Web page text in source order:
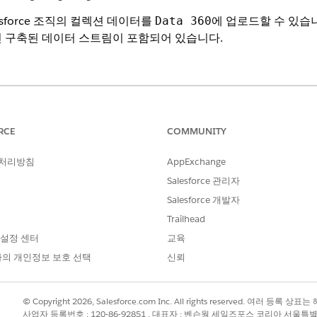
조직의 컬렉션 데이터를 Data 360에 업로드할 수 있습
축된 데이터 스트림이 포함되어 있습니다.
필요한 사용자 권한
Data Cloud 관리자
들기를 클릭합니다.
을 선택하고 다음
을 클릭합니다.
리방침
정 센터
개인정보 보호 선택
COMMUNITY
AppExchange
Salesforce 관리자
Salesforce 개발자
Trailhead
교육
신뢰
© Copyright 2026, Salesforce.com Inc. All rights reserved. 여러 등록 상표는
사업자 등록번호 : 120-86-92851 , 대표자 : 벤슨웡 세일즈포스 코리아 서울